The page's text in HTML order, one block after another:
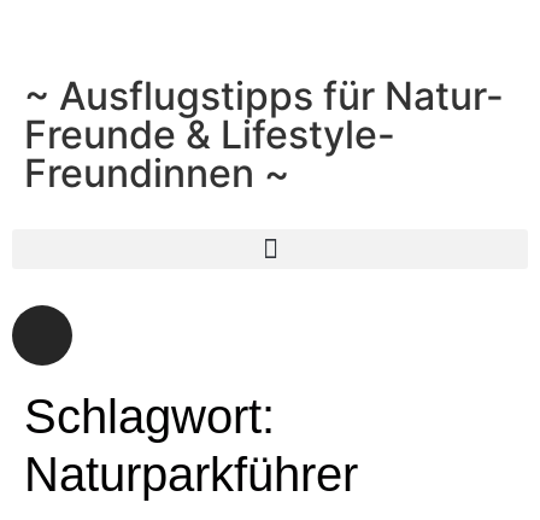
~ Ausflugstipps für Natur-
Freunde & Lifestyle-
Freundinnen ~
Schlagwort:
Naturparkführer